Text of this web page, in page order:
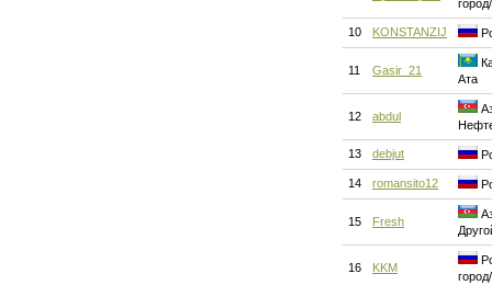
10 KONSTANZIJ
11 Gasir_21
Ата
12 abdul
13 debjut
14 romansito12
15 Fresh
16 KKM